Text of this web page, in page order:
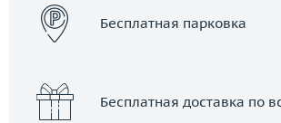
Бесплатная парковка
Бесплатная доставка по